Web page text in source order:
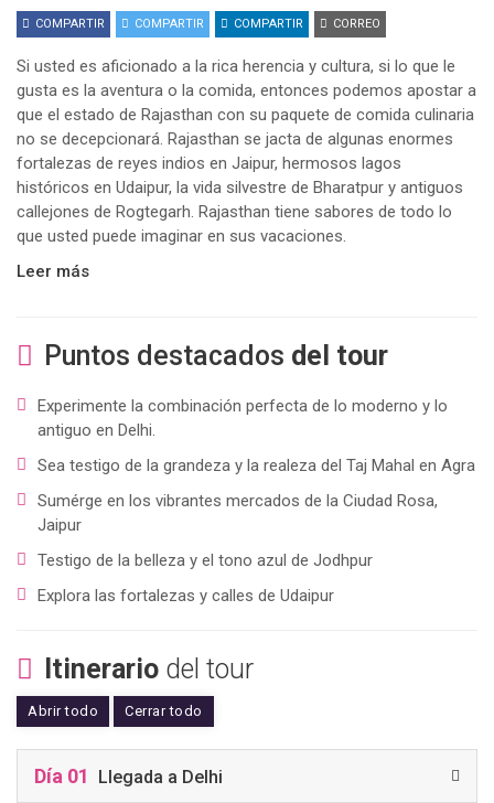
COMPARTIR COMPARTIR COMPARTIR CORREO
Si usted es aficionado a la rica herencia y cultura, si lo que le
gusta es la aventura o la comida, entonces podemos apostar a
que el estado de Rajasthan con su paquete de comida culinaria
no se decepcionará. Rajasthan se jacta de algunas enormes
fortalezas de reyes indios en Jaipur, hermosos lagos
históricos en Udaipur, la vida silvestre de Bharatpur y antiguos
callejones de Rogtegarh. Rajasthan tiene sabores de todo lo
que usted puede imaginar en sus vacaciones.
Leer más
Puntos destacados del tour
Experimente la combinación perfecta de lo moderno y lo
antiguo en Delhi.
Sea testigo de la grandeza y la realeza del Taj Mahal en Agra
Sumérge en los vibrantes mercados de la Ciudad Rosa,
Jaipur
Testigo de la belleza y el tono azul de Jodhpur
Explora las fortalezas y calles de Udaipur
Itinerario del tour
Abrir todo Cerrar todo
Día 01 Llegada a Delhi